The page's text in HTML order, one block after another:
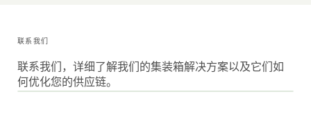
联系我们
联系我们，详细了解我们的集装箱解决方案以及它们如
何优化您的供应链。